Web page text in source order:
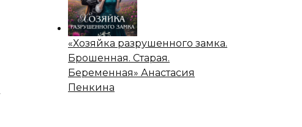
«Хозяйка разрушенного замка.
Брошенная. Старая.
Беременная» Анастасия
Пенкина